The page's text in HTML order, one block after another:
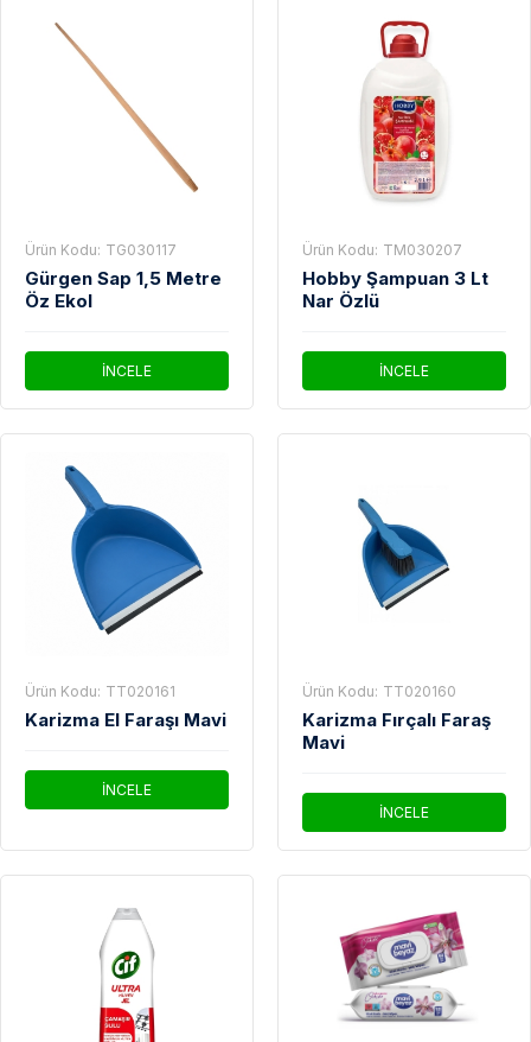
Ürün Kodu: TG030117
Gürgen Sap 1,5 Metre
Öz Ekol
İNCELE
Ürün Kodu: TM030207
Hobby Şampuan 3 Lt
Nar Özlü
İNCELE
Ürün Kodu: TT020161
Karizma El Faraşı Mavi
İNCELE
Ürün Kodu: TT020160
Karizma Fırçalı Faraş
Mavi
İNCELE